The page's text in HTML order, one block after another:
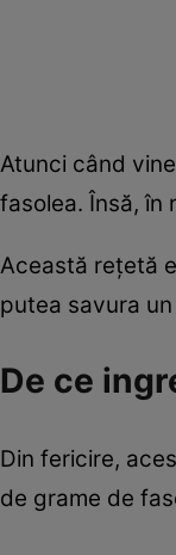
Atunci când
fasolea. Însă,
Această rețetă
putea savura
De ce
Din fericire,
de grame de